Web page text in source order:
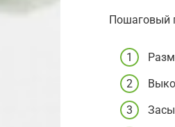
Пошаговый